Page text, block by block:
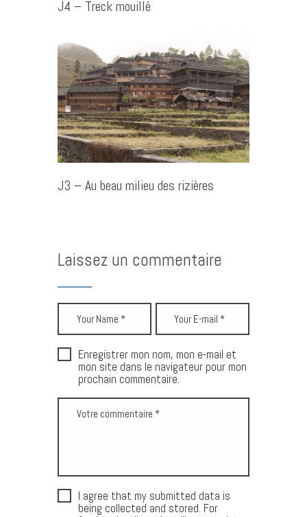
J4 – Treck mouillé
J3 – Au beau milieu des rizières
Laissez un commentaire
Enregistrer mon nom, mon e-mail et
mon site dans le navigateur pour mon
prochain commentaire.
I agree that my submitted data is
being collected and stored. For